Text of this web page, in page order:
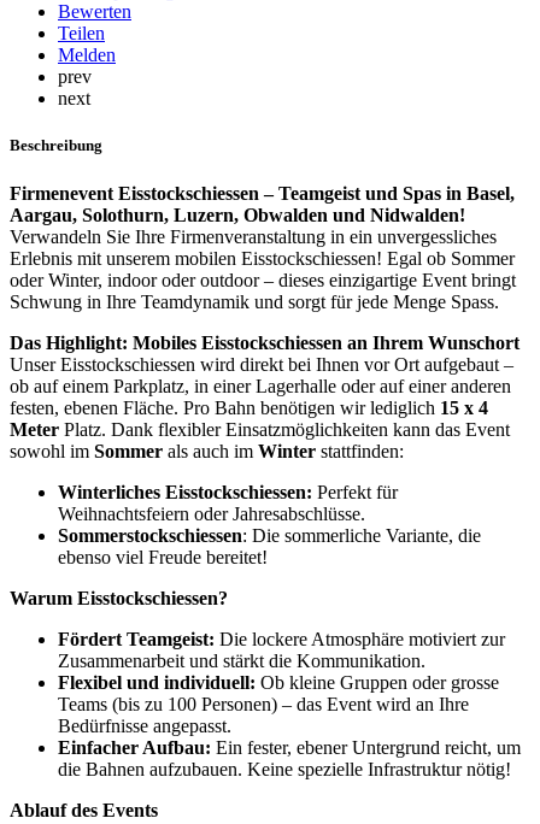
Bewerten
Teilen
Melden
prev
next
Beschreibung
Firmenevent Eisstockschiessen – Teamgeist und Spas in Basel,
Aargau, Solothurn, Luzern, Obwalden und Nidwalden!
Verwandeln Sie Ihre Firmenveranstaltung in ein unvergessliches
Erlebnis mit unserem mobilen Eisstockschiessen! Egal ob Sommer
oder Winter, indoor oder outdoor – dieses einzigartige Event bringt
Schwung in Ihre Teamdynamik und sorgt für jede Menge Spass.
Das Highlight: Mobiles Eisstockschiessen an Ihrem Wunschort
Unser Eisstockschiessen wird direkt bei Ihnen vor Ort aufgebaut –
ob auf einem Parkplatz, in einer Lagerhalle oder auf einer anderen
festen, ebenen Fläche. Pro Bahn benötigen wir lediglich 15 x 4
Meter Platz. Dank flexibler Einsatzmöglichkeiten kann das Event
sowohl im Sommer als auch im Winter stattfinden:
Winterliches Eisstockschiessen: Perfekt für
Weihnachtsfeiern oder Jahresabschlüsse.
Sommerstockschiessen: Die sommerliche Variante, die
ebenso viel Freude bereitet!
Warum Eisstockschiessen?
Fördert Teamgeist: Die lockere Atmosphäre motiviert zur
Zusammenarbeit und stärkt die Kommunikation.
Flexibel und individuell: Ob kleine Gruppen oder grosse
Teams (bis zu 100 Personen) – das Event wird an Ihre
Bedürfnisse angepasst.
Einfacher Aufbau: Ein fester, ebener Untergrund reicht, um
die Bahnen aufzubauen. Keine spezielle Infrastruktur nötig!
Ablauf des Events